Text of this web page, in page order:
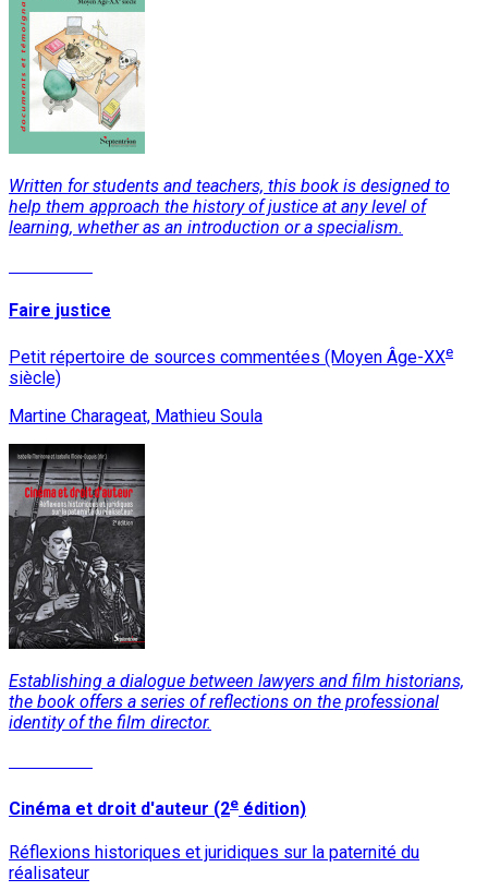
Written for students and teachers, this book is designed to
help them approach the history of justice at any level of
learning, whether as an introduction or a specialism.
Faire justice
Petit répertoire de sources commentées (Moyen Âge-XXe
siècle)
Martine Charageat, Mathieu Soula
Establishing a dialogue between lawyers and film historians,
the book offers a series of reflections on the professional
identity of the film director.
Cinéma et droit d'auteur (2e édition)
Réflexions historiques et juridiques sur la paternité du
réalisateur